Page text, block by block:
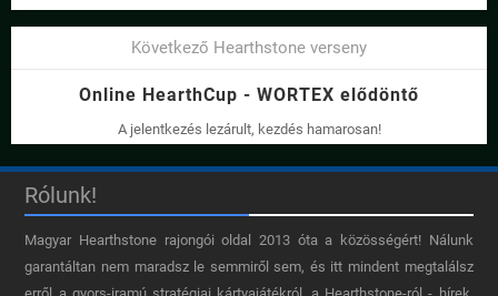
Következő Hearthstone verseny
Online HearthCup - WORTEX elődöntő
A jelentkezés lezárult, kezdés hamarosan!
Rólunk!
Magyar Hearthstone​ rajongói oldal 2013 óta a közösségért! Nálunk
garantáltan nem maradsz le semmiről sem, és itt mindent megtalálsz